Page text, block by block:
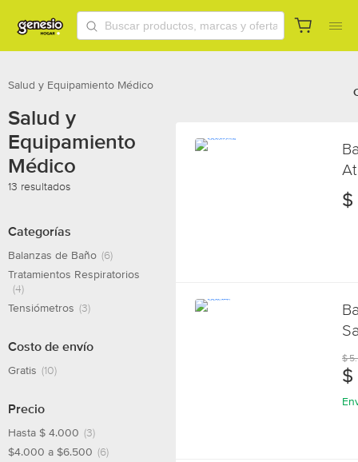
Salud y Equipamiento Médico
Salud y
Equipamiento
Médico
13 resultados
Categorías
Balanzas de Baño (6)
Tratamientos Respiratorios
(4)
Tensiómetros (3)
Costo de envío
Gratis (10)
Precio
Hasta $ 4.000 (3)
$4.000 a $6.500 (6)
$
$
$